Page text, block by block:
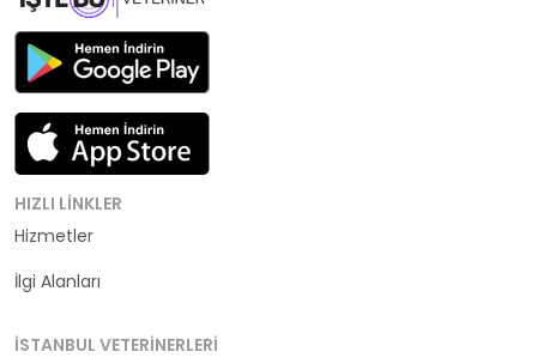
HIZLI LINKLER
Hizmetler
İlgi Alanları
İSTANBUL VETERINERLERI